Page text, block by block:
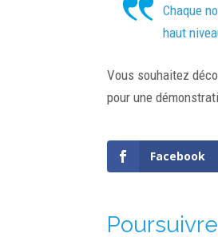
Chaque
haut
Vous souhaitez
pour une
Facebook